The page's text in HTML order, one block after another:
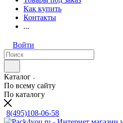
Как купить
Контакты
...
Войти
Каталог
По всему сайту
По каталогу
8(495)108-06-58